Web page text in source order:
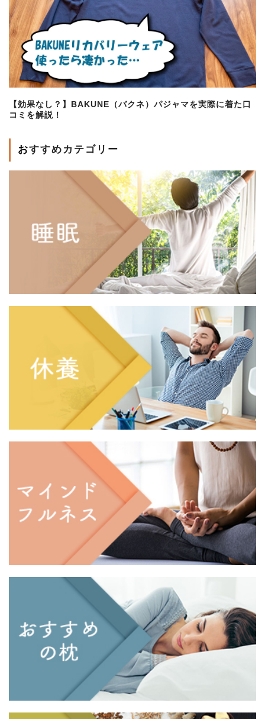
【効果なし？】BAKUNE（バクネ）パジャマを実際に着た口
コミを解説！
おすすめカテゴリー